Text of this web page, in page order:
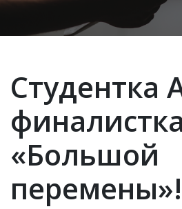
Студентка
финалистка
«Большой
перемены»!